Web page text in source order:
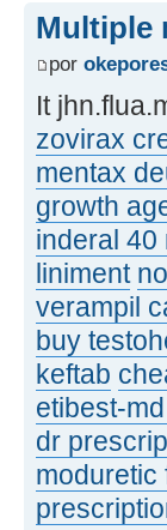
Multiple
por
It
zovirax
mentax
growth
inderal 40
liniment
verampil
buy
keftab
etibest-
dr
moduretic